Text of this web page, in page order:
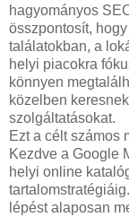
hagyományos
összpontosít,
találatokban, a
helyi piacokra
könnyen
közelben
szolgáltatásokat.
Ezt a célt számos
Kezdve a Google
helyi online
lépést alaposan